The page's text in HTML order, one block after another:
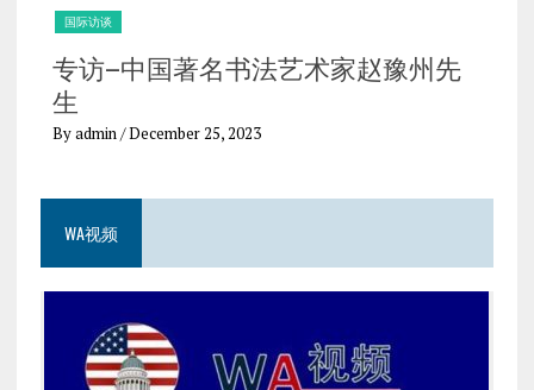
国际访谈
专访–中国著名书法艺术家赵豫州先
生
By admin/ December 25, 2023
WA视频